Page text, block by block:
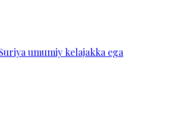
umumiy kelajakka ega